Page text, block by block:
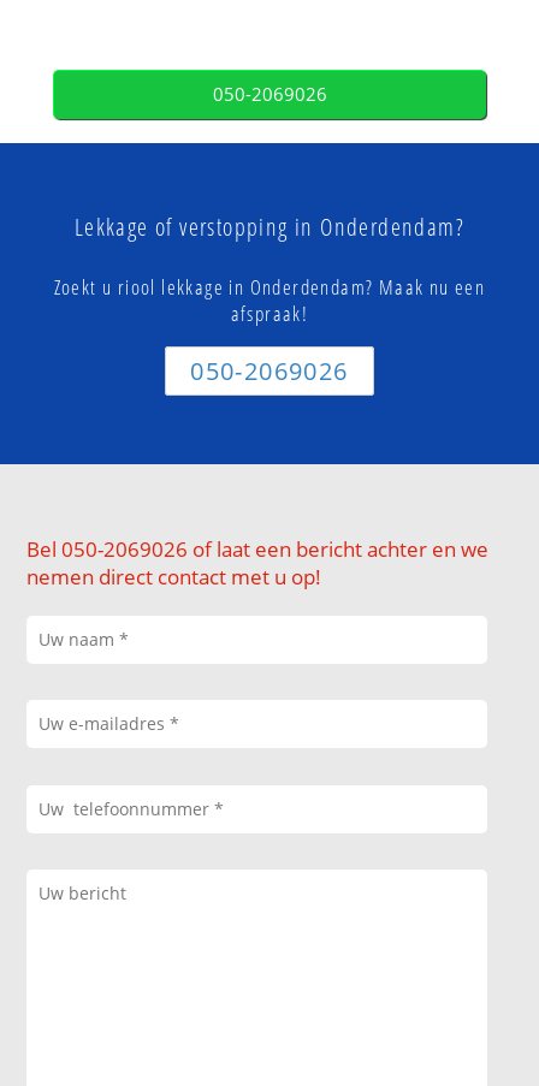
050-2069026
Lekkage of verstopping in Onderdendam?
Zoekt u riool lekkage in Onderdendam? Maak nu een
afspraak!
050-2069026
Bel 050-2069026 of laat een bericht achter en we
nemen direct contact met u op!